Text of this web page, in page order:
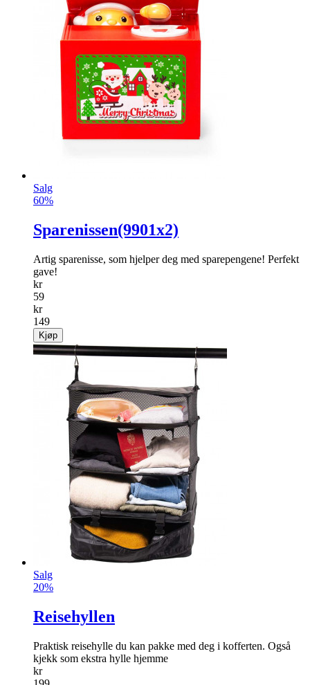
Salg
60%
Sparenissen(9901x2)
Artig sparenisse, som hjelper deg med sparepengene! Perfekt
gave!
kr
59
kr
149
Kjøp
Salg
20%
Reisehyllen
Praktisk reisehylle du kan pakke med deg i kofferten. Også
kjekk som ekstra hylle hjemme
kr